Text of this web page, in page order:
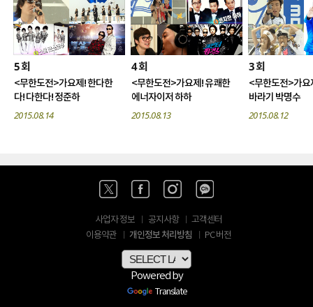
5회
<무한도전>가요제! 한다한
다! 다한다! 정준하
2015.08.14
4회
<무한도전>가요제! 유쾌한
에너자이저 하하
2015.08.13
3회
<무한도전>가요
바라기 박명수
2015.08.12
사업자 정보 공지사항
고객센터
이용약관
개인정보 처리방침 PC 버전
Powered by
Translate